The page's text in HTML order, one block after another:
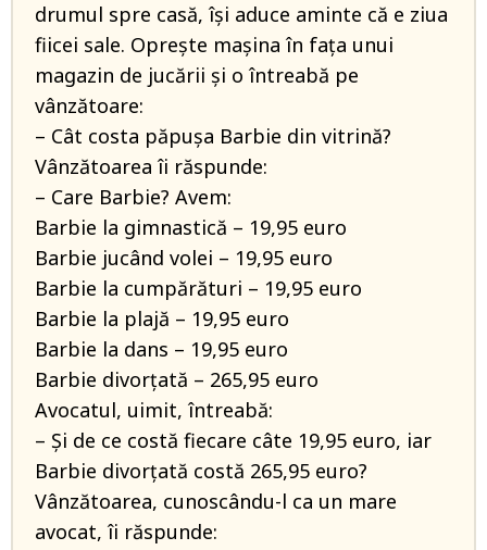
drumul spre casă, își aduce aminte că e ziua
fiicei sale. Oprește mașina în fața unui
magazin de jucării și o întreabă pe
vânzătoare:
– Cât costa păpușa Barbie din vitrină?
Vânzătoarea îi răspunde:
– Care Barbie? Avem:
Barbie la gimnastică – 19,95 euro
Barbie jucând volei – 19,95 euro
Barbie la cumpărături – 19,95 euro
Barbie la plajă – 19,95 euro
Barbie la dans – 19,95 euro
Barbie divorțată – 265,95 euro
Avocatul, uimit, întreabă:
– Și de ce costă fiecare câte 19,95 euro, iar
Barbie divorțată costă 265,95 euro?
Vânzătoarea, cunoscându-l ca un mare
avocat, îi răspunde: